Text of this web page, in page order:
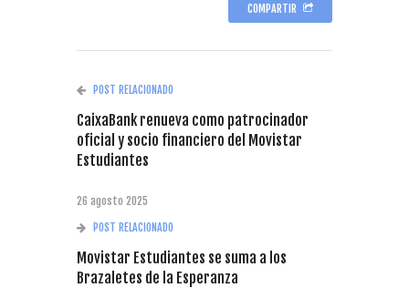
COMPARTIR
POST RELACIONADO
CaixaBank renueva como patrocinador
oficial y socio financiero del Movistar
Estudiantes
26 agosto 2025
POST RELACIONADO
Movistar Estudiantes se suma a los
Brazaletes de la Esperanza